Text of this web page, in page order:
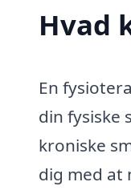
Hvad
En
din fysiske
kroniske
dig med at